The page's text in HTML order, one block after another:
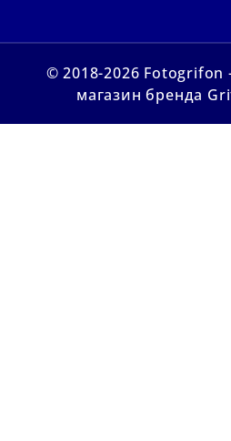
© 2018-2026
магазин бренда